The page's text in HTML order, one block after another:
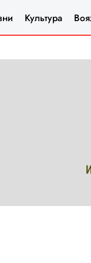
Культура